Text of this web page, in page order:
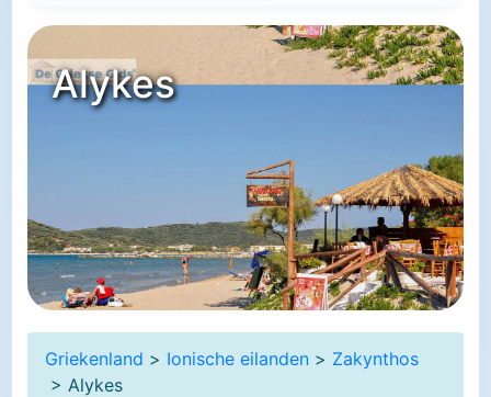
Alykes
Griekenland > Ionische eilanden > Zakynthos
> Alykes